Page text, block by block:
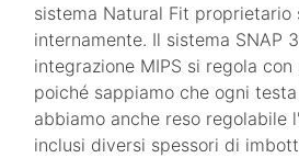
sistema Natural Fit proprietario
internamente. Il sistema SNAP
integrazione MIPS si regola con
poiché sappiamo che ogni
abbiamo anche reso regolabile
inclusi diversi spessori di